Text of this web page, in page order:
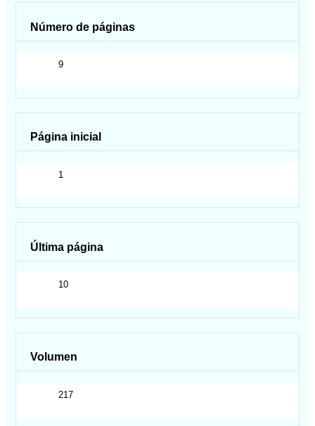
Número de páginas
9
Página inicial
1
Última página
10
Volumen
217